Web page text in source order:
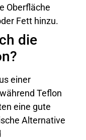
Oberfläche
Fett hinzu.
die
einer
Teflon
eine gute
Alternative